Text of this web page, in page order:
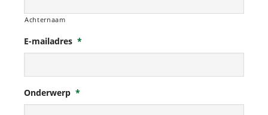
Achternaam
E-mailadres *
Onderwerp *